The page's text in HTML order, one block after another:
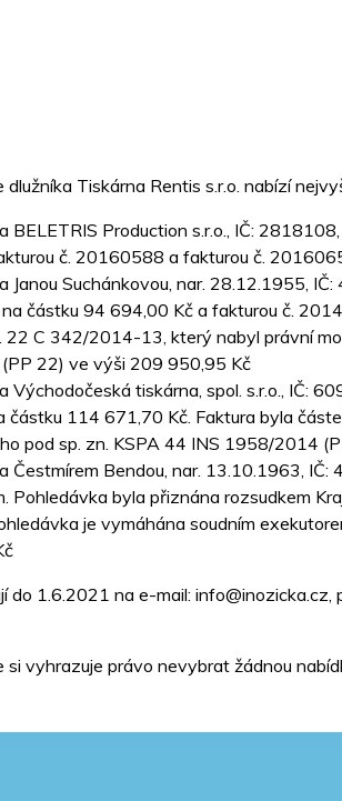
Tiskárna Rentis s.r.o. nabízí
BELETRIS Production s.r.o., IČ:
č. 20160588 a fakturou č.
Janou Suchánkovou, nar. 28.12.1955,
částku 94 694,00 Kč a fakturou č.
22 C 342/2014-13, který nabyl právní
22) ve výši 209 950,95 Kč
Východočeská tiskárna, spol. s.r.o., IČ:
114 671,70 Kč. Faktura byla
pod sp. zn. KSPA 44 INS 1958/2014
Čestmírem Bendou, nar. 13.10.1963,
Pohledávka byla přiznána rozsudkem
je vymáhána soudním
do 1.6.2021 na e-mail:
si vyhrazuje právo nevybrat žádnou